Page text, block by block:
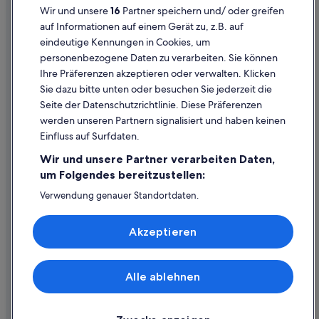
Flüge zum China
Flüge zum Deutschland
Flüge zum Frankreich
Flüge zum Indien
Flüge zum Indonesien
Flüge zum Kanada
Flüge zum Kolumbien
Flüge zum Norwegen
Flüge zum Philippinen
Flüge zum Russland
Flüge zum Spanien
Rechtliche Hinweise/Kontakt
Inhaltsrichtlinien und Melden von Inhalten
Hilfe
Hilfe
Rückerstattungsprozess und Zeitrahmen
Buchen Sie einen Flug mit einer Gutschrift bei der Fluggesellschaft
Internationale Reisedokumente
© 2026 Expedia, Inc., ein Unternehmen der Expedia Group. Alle Rechte
vorbehalten. Expedia und das Expedia-Logo sind Handelsmarken oder
Wir und unsere16 Partner speichern und/ oder greifen
auf Informationen auf einem Gerät zu, z.B. auf
eindeutige Kennungen in Cookies, um
personenbezogene Daten zu verarbeiten. Sie können
Ihre Präferenzen akzeptieren oder verwalten. Klicken
Sie dazu bitte unten oder besuchen Sie jederzeit die
Seite der Datenschutzrichtlinie. Diese Präferenzen
werden unseren Partnern signalisiert und haben keinen
Einfluss auf Surfdaten.
Wir und unsere Partner verarbeiten Daten,
um Folgendes bereitzustellen:
Verwendung genauer Standortdaten.
Speichern von oder Zugriff auf Informationen auf einem
Endgerät. Personalisierte Werbung und Inhalte, Messung
von Werbeleistung und der Performance von Inhalten,
Liste der Partner (Lieferanten)
Alle ablehnen
Akzeptieren